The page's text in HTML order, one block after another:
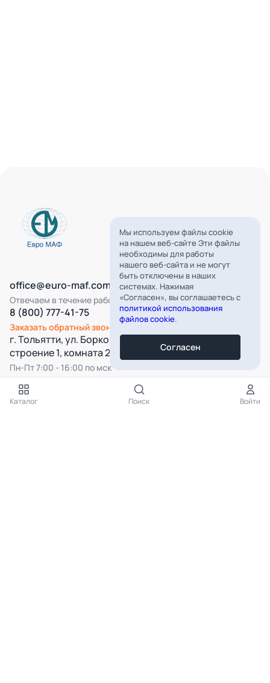
Все категории
Каталог Поиск Войти
office@euro-maf.com
Отвечаем в течение рабочего дня
8 (800) 777-41-75
Заказать обратный звонок
г. Тольятти, ул. Борковская, д. 16,
строение 1, комната 22
Пн-Пт 7:00 - 16:00 по мск
Подпишитесь на нашу рассылку
Мы используем файлы cookie
на нашем веб-сайте Эти файлы
необходимы для работы
нашего веб-сайта и не могут
быть отключены в наших
системах. Нажимая
«Согласен», вы соглашаетесь с
политикой использования
файлов cookie.
Согласен